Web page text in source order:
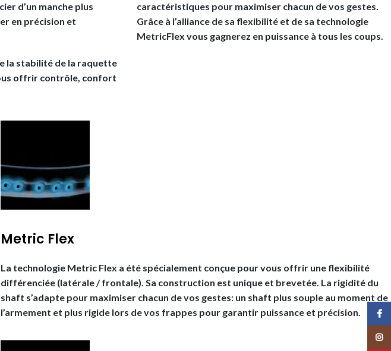
d’un manche plus
en précision et
la stabilité de la raquette
offrir contrôle, confort
caractéristiques pour maximiser chacun de vos gestes.
Grâce à l’alliance de sa flexibilité et de sa technologie
MetricFlex vous gagnerez en puissance à tous les coups.
Metric Flex
La technologie Metric Flex a été spécialement conçue pour vous offrir une flexibilité
différenciée (latérale / frontale). Sa construction est unique et brevetée. La rigidité du
shaft s’adapte pour maximiser chacun de vos gestes: un shaft plus souple au moment de
l’armement et plus rigide lors de vos frappes pour garantir puissance et précision.